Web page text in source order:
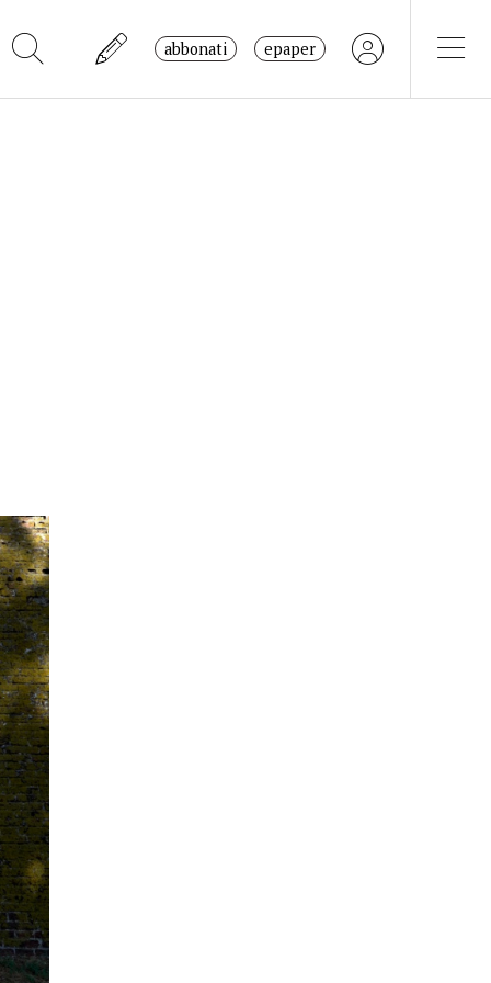
abbonati epaper